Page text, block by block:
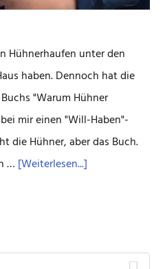
Hühnerhaufen unter den
haben. Dennoch hat die
"Warum Hühner
mir einen "Will-Haben"-
die Hühner, aber das Buch.
… [Weiterlesen...]